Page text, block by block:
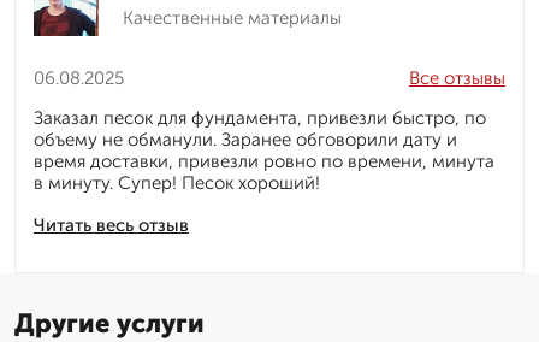
Качественные материалы
06.08.2025
Читать весь отзыв
Все отзывы
Заказал песок для фундамента, привезли быстро, по
объему не обманули. Заранее обговорили дату и
время доставки, привезли ровно по времени, минута
в минуту. Супер! Песок хороший!
Другие услуги